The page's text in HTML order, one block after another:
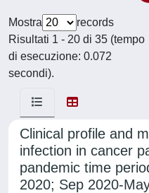
Mostra
records
Risultati 1 - 20 di 35 (tempo
di esecuzione: 0.072
secondi).
Clinical profile and
infection in cancer
pandemic time
2020; Sep 2020-